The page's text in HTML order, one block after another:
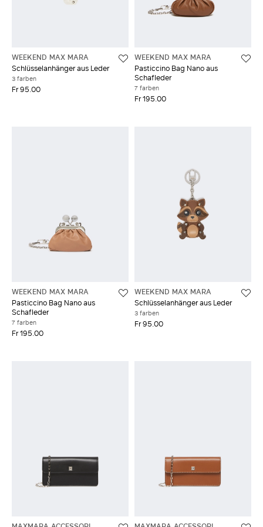
WEEKEND MAX MARA
Schlüsselanhänger aus Leder
3 farben
Fr 95.00
WEEKEND MAX MARA
Pasticcino Bag Nano aus
Schafleder
7 farben
Fr 195.00
WEEKEND MAX MARA
Pasticcino Bag Nano aus
Schafleder
7 farben
Fr 195.00
WEEKEND MAX MARA
Schlüsselanhänger aus Leder
3 farben
Fr 95.00